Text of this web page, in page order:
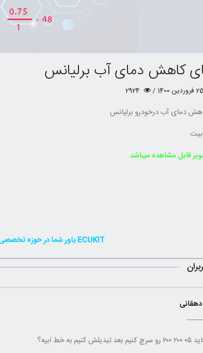
نحوه خواندن کد سویچ از روی کارت خودرو برای محصولات ایران خودرو و سایپا
کاهش دمای آب برلیانس
2924
دمای آب درخودرو برلیانس
قابل مشاهده میباشد.
ECUKIT یاور شما در حوزه
به خط ابیه؟